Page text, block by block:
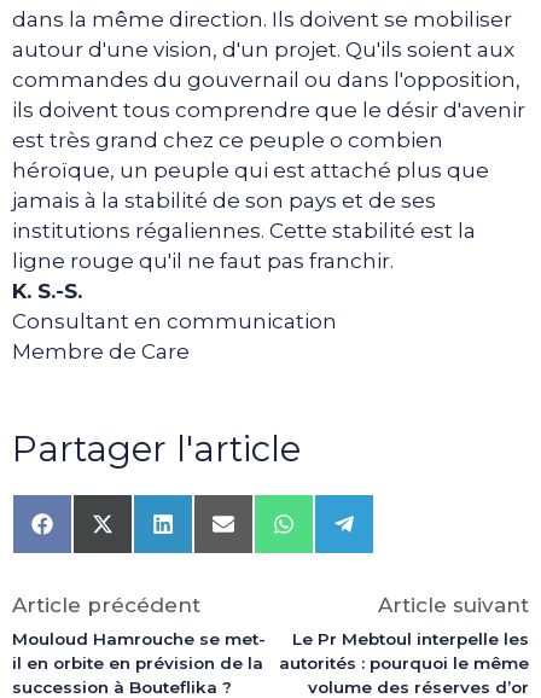
dans la même direction. Ils doivent se mobiliser
autour d'une vision, d'un projet. Qu'ils soient aux
commandes du gouvernail ou dans l'opposition,
ils doivent tous comprendre que le désir d'avenir
est très grand chez ce peuple o combien
héroïque, un peuple qui est attaché plus que
jamais à la stabilité de son pays et de ses
institutions régaliennes. Cette stabilité est la
ligne rouge qu'il ne faut pas franchir.
K. S.-S.
Consultant en communication
Membre de Care
Partager l'article
Share
on
Share
on
(Twitter)
Share
on
Share
on
Share
on
Share
on
Article précédent
Mouloud Hamrouche se met-
il en orbite en prévision de la
succession à Bouteflika ?
Article suivant
Le Pr Mebtoul interpelle les
autorités : pourquoi le même
volume des réserves d’or